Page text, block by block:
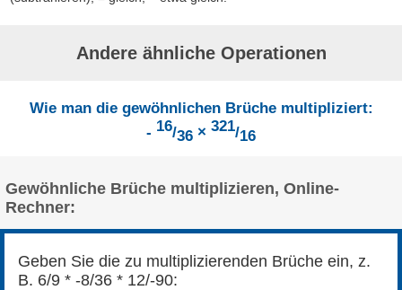
Andere ähnliche Operationen
Wie man die gewöhnlichen Brüche multipliziert:
- 16/36 × 321/16
Gewöhnliche Brüche multiplizieren, Online-
Rechner:
Geben Sie die zu multiplizierenden Brüche ein, z.
B. 6/9 * -8/36 * 12/-90: